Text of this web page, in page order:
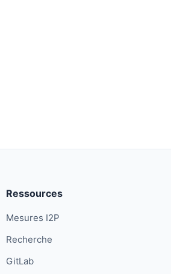
Ressources
Mesures I2P
Recherche
GitLab